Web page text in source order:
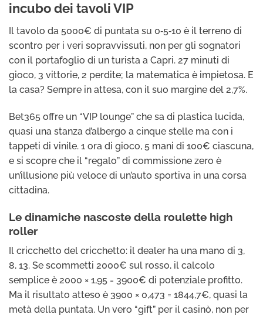
incubo dei tavoli VIP
Il tavolo da 5000€ di puntata su 0‑5‑10 è il terreno di
scontro per i veri sopravvissuti, non per gli sognatori
con il portafoglio di un turista a Capri. 27 minuti di
gioco, 3 vittorie, 2 perdite; la matematica è impietosa. E
la casa? Sempre in attesa, con il suo margine del 2,7%.
Bet365 offre un “VIP lounge” che sa di plastica lucida,
quasi una stanza d’albergo a cinque stelle ma con i
tappeti di vinile. 1 ora di gioco, 5 mani di 100€ ciascuna,
e si scopre che il “regalo” di commissione zero è
un’illusione più veloce di un’auto sportiva in una corsa
cittadina.
Le dinamiche nascoste della roulette high
roller
Il cricchetto del cricchetto: il dealer ha una mano di 3,
8, 13. Se scommetti 2000€ sul rosso, il calcolo
semplice è 2000 × 1,95 = 3900€ di potenziale profitto.
Ma il risultato atteso è 3900 × 0,473 = 1844,7€, quasi la
metà della puntata. Un vero “gift” per il casinò, non per